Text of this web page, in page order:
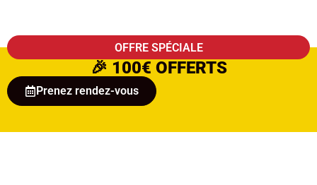
OFFRE SPÉCIALE
🎉 100€ OFFERTS
Prenez rendez-vous